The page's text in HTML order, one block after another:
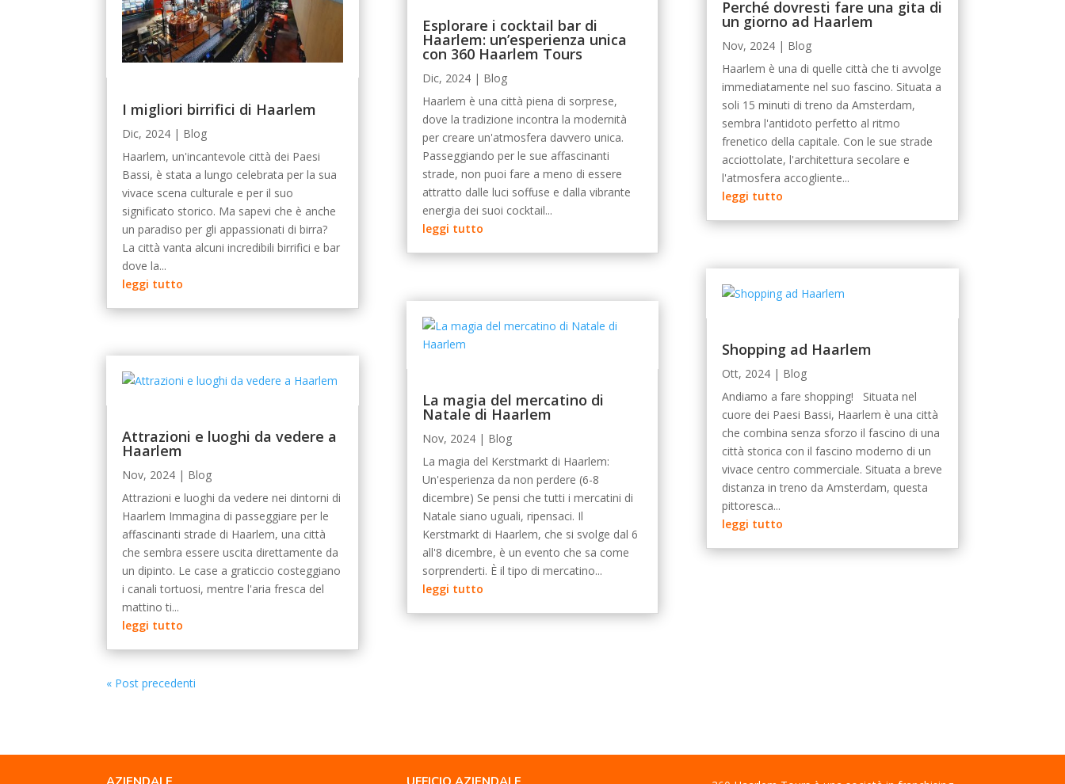
I migliori birrifici di Haarlem
Dic, 2024 | Blog
Haarlem, un'incantevole città dei Paesi
Bassi, è stata a lungo celebrata per la sua
vivace scena culturale e per il suo
significato storico. Ma sapevi che è anche
un paradiso per gli appassionati di birra?
La città vanta alcuni incredibili birrifici e bar
dove la...
leggi tutto
Attrazioni e luoghi da vedere a
Haarlem
Nov, 2024 | Blog
Attrazioni e luoghi da vedere nei dintorni di
Haarlem Immagina di passeggiare per le
affascinanti strade di Haarlem, una città
che sembra essere uscita direttamente da
un dipinto. Le case a graticcio costeggiano
i canali tortuosi, mentre l'aria fresca del
mattino ti...
leggi tutto
Esplorare i cocktail bar di
Haarlem: un’esperienza unica
con 360 Haarlem Tours
Dic, 2024| Blog
Haarlem è una città piena di sorprese,
dove la tradizione incontra la modernità
per creare un'atmosfera davvero unica.
Passeggiando per le sue affascinanti
strade, non puoi fare a meno di essere
attratto dalle luci soffuse e dalla vibrante
energia dei suoi cocktail...
leggi tutto
La magia del mercatino di
Natale di Haarlem
Nov, 2024| Blog
La magia del Kerstmarkt di Haarlem:
Un'esperienza da non perdere (6-8
dicembre) Se pensi che tutti i mercatini di
Natale siano uguali, ripensaci. Il
Kerstmarkt di Haarlem, che si svolge dal 6
all'8 dicembre, è un evento che sa come
sorprenderti. È il tipo di mercatino...
leggi tutto
Perché dovresti fare una gita di
un giorno ad Haarlem
Nov, 2024| Blog
Haarlem è una di quelle città che ti avvolge
immediatamente nel suo fascino. Situata a
soli 15 minuti di treno da Amsterdam,
sembra l'antidoto perfetto al ritmo
frenetico della capitale. Con le sue strade
acciottolate, l'architettura secolare e
l'atmosfera accogliente...
leggi tutto
Shopping ad Haarlem
Ott, 2024| Blog
Andiamo a fare shopping! Situata nel
cuore dei Paesi Bassi, Haarlem è una città
che combina senza sforzo il fascino di una
città storica con il fascino moderno di un
vivace centro commerciale. Situata a breve
distanza in treno da Amsterdam, questa
pittoresca...
leggi tutto
« Post precedenti